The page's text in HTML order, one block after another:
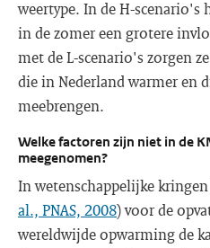
weertype. In de H-scenario's
in de zomer een grotere
met de L-scenario's zorgen
die in Nederland warmer en
meebrengen.
Welke factoren zijn niet in de
meegenomen?
In wetenschappelijke
al., PNAS, 2008) voor de
wereldwijde opwarming de